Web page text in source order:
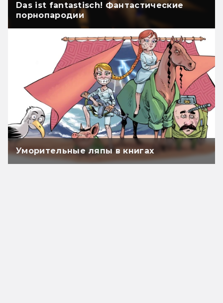
Das ist fantastisch! Фантастические
порнопародии
Уморительные ляпы в книгах